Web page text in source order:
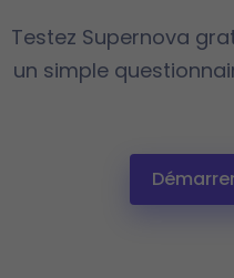
Testez Supernova
un simple